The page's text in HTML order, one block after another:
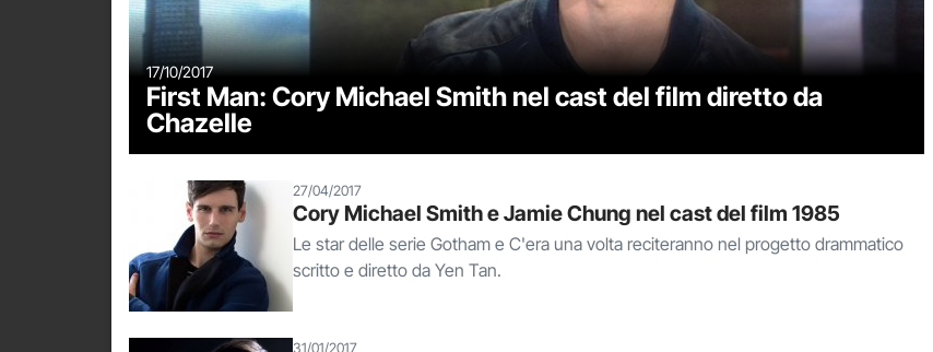
17/10/2017
First Man: Cory Michael Smith nel cast del film diretto da
Chazelle
27/04/2017
Cory Michael Smith e Jamie Chung nel cast del film 1985
Le star delle serie Gotham e C'era una volta reciteranno nel progetto drammatico
scritto e diretto da Yen Tan.
31/01/2017